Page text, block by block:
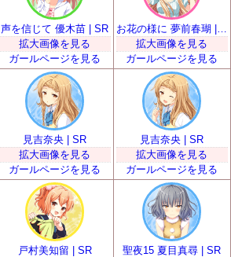
声を信じて 優木苗 | SR
拡大画像を見る
ガールページを見る
お花の様に 夢前春瑚 | SR
拡大画像を見る
ガールページを見る
見吉奈央 | SR
拡大画像を見る
ガールページを見る
見吉奈央 | SR
拡大画像を見る
ガールページを見る
戸村美知留 | SR
聖夜15 夏目真尋 | SR